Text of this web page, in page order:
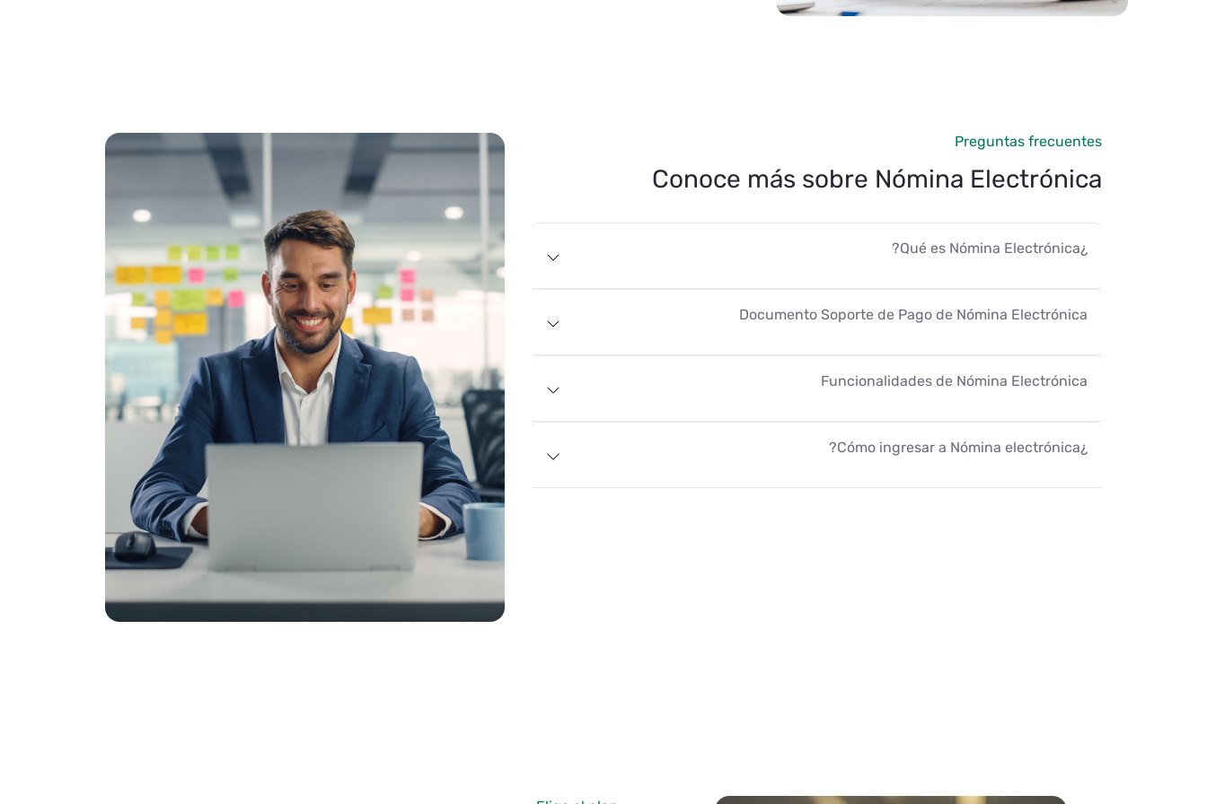
Para iniciar con el proceso debes descargar y seguir los pasos indicados en nuestro ebook de esta
manera podrás habilitarte en la DIAN y en nuestra plataforma
Descarga E-Book
Para iniciar con el proceso de transmisión debes diligenciar nuestro archivo de Excel como lo
Preguntas frecuentes
Conoce más sobre Nómina Electrónica
¿Qué es Nómina Electrónica?
Documento Soporte de Pago de Nómina Electrónica
Funcionalidades de Nómina Electrónica
¿Cómo ingresar a Nómina electrónica?